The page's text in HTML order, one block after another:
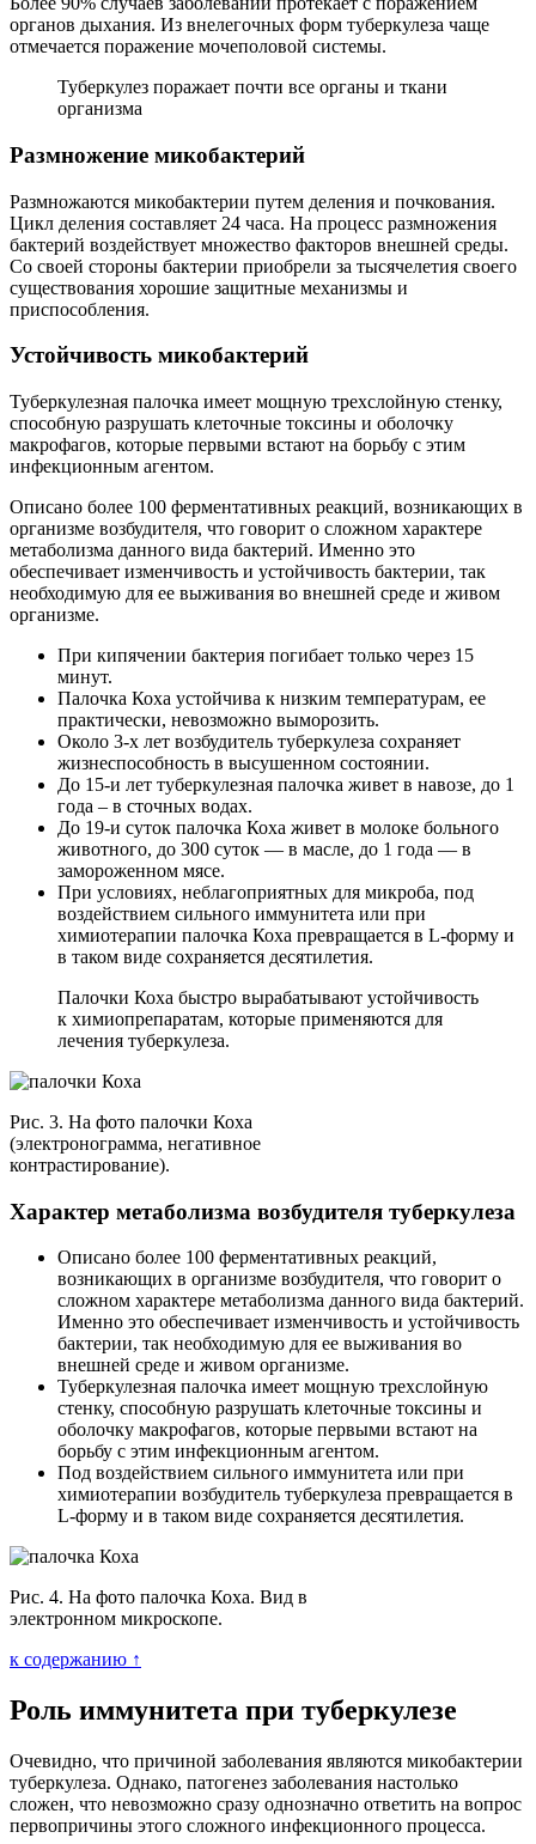
органов дыхания. Из внелегочных форм туберкулеза чаще
отмечается поражение мочеполовой системы.
Туберкулез поражает почти все органы и ткани
организма
Размножение микобактерий
Размножаются микобактерии путем деления и почкования.
Цикл деления составляет 24 часа. На процесс размножения
бактерий воздействует множество факторов внешней среды.
Со своей стороны бактерии приобрели за тысячелетия своего
существования хорошие защитные механизмы и
приспособления.
Устойчивость микобактерий
Туберкулезная палочка имеет мощную трехслойную стенку,
способную разрушать клеточные токсины и оболочку
макрофагов, которые первыми встают на борьбу с этим
инфекционным агентом.
Описано более 100 ферментативных реакций, возникающих в
организме возбудителя, что говорит о сложном характере
метаболизма данного вида бактерий. Именно это
обеспечивает изменчивость и устойчивость бактерии, так
необходимую для ее выживания во внешней среде и живом
организме.
При кипячении бактерия погибает только через 15
минут.
Палочка Коха устойчива к низким температурам, ее
практически, невозможно выморозить.
Около 3-х лет возбудитель туберкулеза сохраняет
жизнеспособность в высушенном состоянии.
До 15-и лет туберкулезная палочка живет в навозе, до 1
года – в сточных водах.
До 19-и суток палочка Коха живет в молоке больного
животного, до 300 суток — в масле, до 1 года — в
замороженном мясе.
При условиях, неблагоприятных для микроба, под
воздействием сильного иммунитета или при
химиотерапии палочка Коха превращается в L-форму и
в таком виде сохраняется десятилетия.
Палочки Коха быстро вырабатывают устойчивость
к химиопрепаратам, которые применяются для
лечения туберкулеза.
Рис. 3. На фото палочки Коха
(электронограмма, негативное
контрастирование).
Характер метаболизма возбудителя туберкулеза
Описано более 100 ферментативных реакций,
возникающих в организме возбудителя, что говорит о
сложном характере метаболизма данного вида бактерий.
Именно это обеспечивает изменчивость и устойчивость
бактерии, так необходимую для ее выживания во
внешней среде и живом организме.
Туберкулезная палочка имеет мощную трехслойную
стенку, способную разрушать клеточные токсины и
оболочку макрофагов, которые первыми встают на
борьбу с этим инфекционным агентом.
Под воздействием сильного иммунитета или при
химиотерапии возбудитель туберкулеза превращается в
L-форму и в таком виде сохраняется десятилетия.
Рис. 4. На фото палочка Коха. Вид в
электронном микроскопе.
к содержанию ↑
Роль иммунитета при туберкулезе
Очевидно, что причиной заболевания являются микобактерии
туберкулеза. Однако, патогенез заболевания настолько
сложен, что невозможно сразу однозначно ответить на вопрос
первопричины этого сложного инфекционного процесса.